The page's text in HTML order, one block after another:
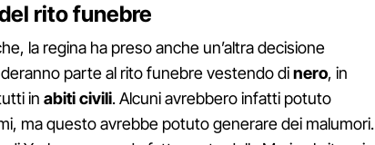
rito funebre
la regina ha preso anche un’altra decisione
parte al rito funebre vestendo dinero, in
in abiti civili. Alcuni avrebbero infatti potuto
ma questo avrebbe potuto generare dei malumori.